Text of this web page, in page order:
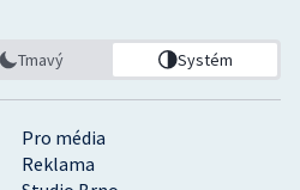
Pro média
Reklama
Tmavý Systém